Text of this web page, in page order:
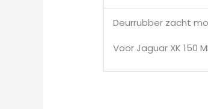
Deurrubber zacht
Voor Jaguar XK 150